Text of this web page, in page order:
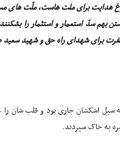
هدایت براى ملت هاست، ملّت هاى
بهم سدّ استعمار و استثمار را
براى شهداى راه حق و شهید سعید
اشکشان جارى بود و قلب شان را
به خاک سپردند.